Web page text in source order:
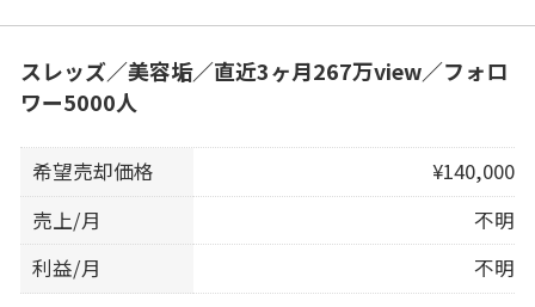
スレッズ／美容垢／直近3ヶ月267万view／フォロ
ワー5000人
希望売却価格
¥140,000
売上/月
不明
利益/月
不明